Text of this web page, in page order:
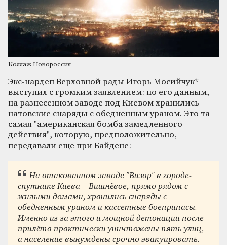
Коллаж Новороссия
Экс-нардеп Верховной рады Игорь Мосийчук*
выступил с громким заявлением: по его данным,
на разнесенном заводе под Киевом хранились
натовские снаряды с обедненным ураном. Это та
самая "американская бомба замедленного
действия", которую, предположительно,
передавали еще при Байдене:
На атакованном заводе "Визар" в городе-
спутнике Киева – Вишнёвое, прямо рядом с
жилыми домами, хранились снаряды с
обедненным ураном и кассетные боеприпасы.
Именно из-за этого и мощной детонации после
прилёта практически уничтожены пять улиц,
а население вынуждены срочно эвакуировать.